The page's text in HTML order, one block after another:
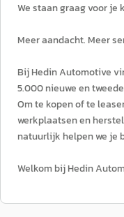
We staan graag voor
Meer aandacht. Meer
Bij Hedin Automotive
5.000 nieuwe en
Om te kopen of te
werkplaatsen en
natuurlijk helpen we je
Welkom bij Hedin